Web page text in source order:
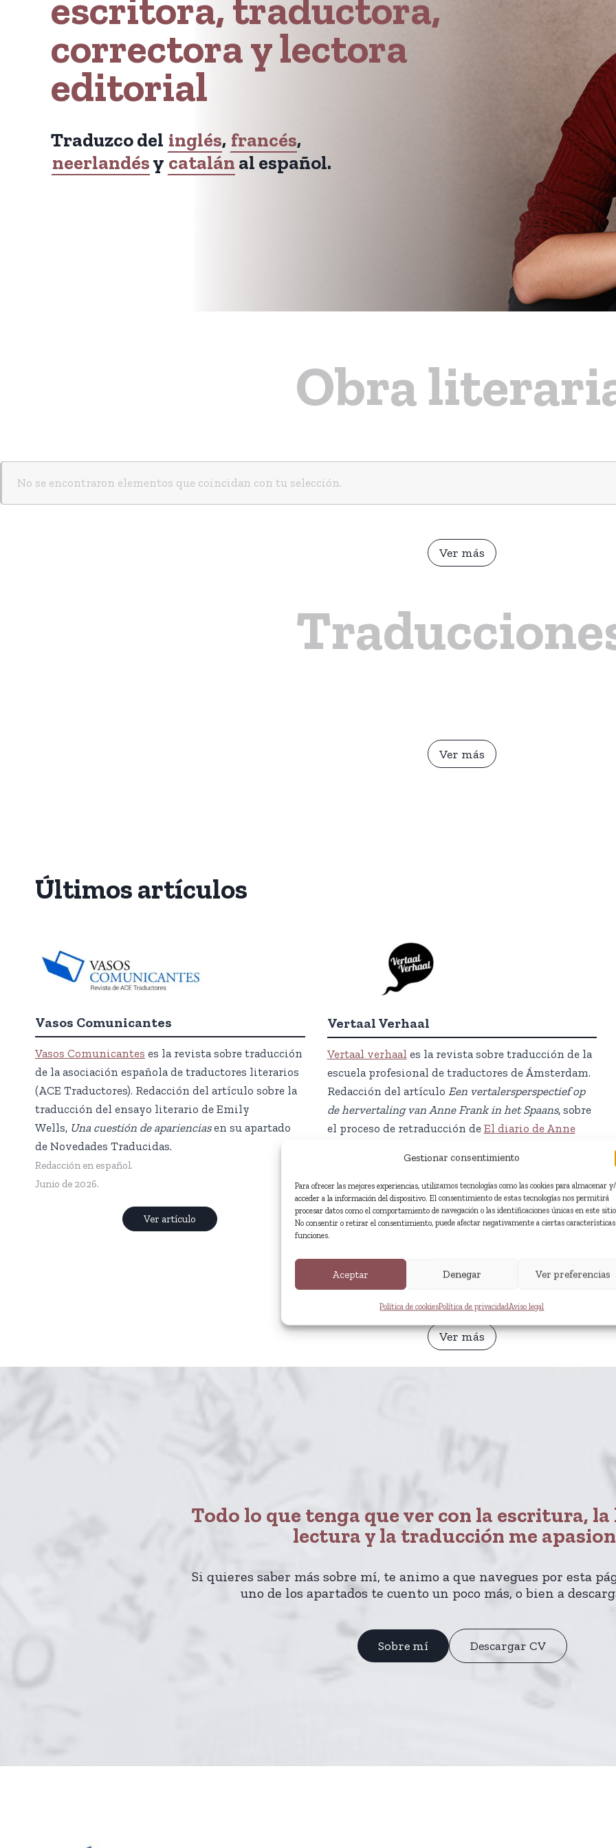
Gestionar consentimiento
Para ofrecer las mejores experiencias, utilizamos tecnologías como las cookies para almacenar
acceder a la información del dispositivo. El consentimiento de estas tecnologías nos permitirá
procesar datos como el comportamiento de navegación o las identificaciones únicas en este
No consentir o retirar el consentimiento, puede afectar negativamente a ciertas
funciones.
Aceptar Denegar Ver preferencias
Política de cookiesPolítica de privacidadAviso legal
correctora y lectora
editorial
Traduzco del inglés, francés,
neerlandésy catalán al español.
Obra
No se encontraron elementos que coincidan con tu selección.
Ver más
Ver más
Últimos artículos
Vasos Comunicantes
Vasos Comunicantes es la revista sobre traducción
de la asociación española de traductores literarios
(ACE Traductores). Redacción del artículo sobre la
traducción del ensayo literario de Emily
Wells, Una cuestión de aparienciasen su apartado
de Novedades Traducidas.
Redacción en español.
Junio de 2026.
Ver artículo
Vertaal Verhaal
Vertaal verhaal es la revista sobre traducción de la
escuela profesional de traductores de Ámsterdam.
Redacción del artículo Een vertalersperspectief op
de hervertaling van Anne Frank in het Spaans, sobre
el proceso de retraducción de El diario de Anne
Junio de 2026.
Ver artículo
Ver más
Todo lo que tenga que ver con la escritura,
lectura y la traducción me
Si quieres saber más sobre mí, te animo a que navegues por esta
uno de los apartados te cuento un poco más, o bien a
Sobre mí Descargar CV